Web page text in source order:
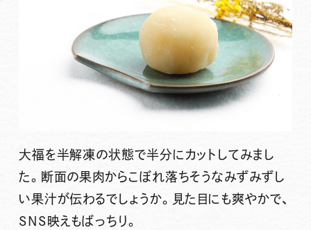
大福を半解凍の状態で半分にカットしてみまし
た。断面の果肉からこぼれ落ちそうなみずみずし
い果汁が伝わるでしょうか。見た目にも爽やかで、
SNS映えもばっちり。